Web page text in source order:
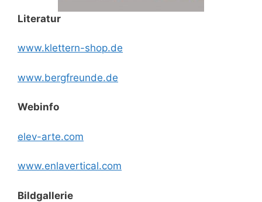
Literatur
www.klettern-shop.de
www.bergfreunde.de
Webinfo
elev-arte.com
www.enlavertical.com
Bildgallerie